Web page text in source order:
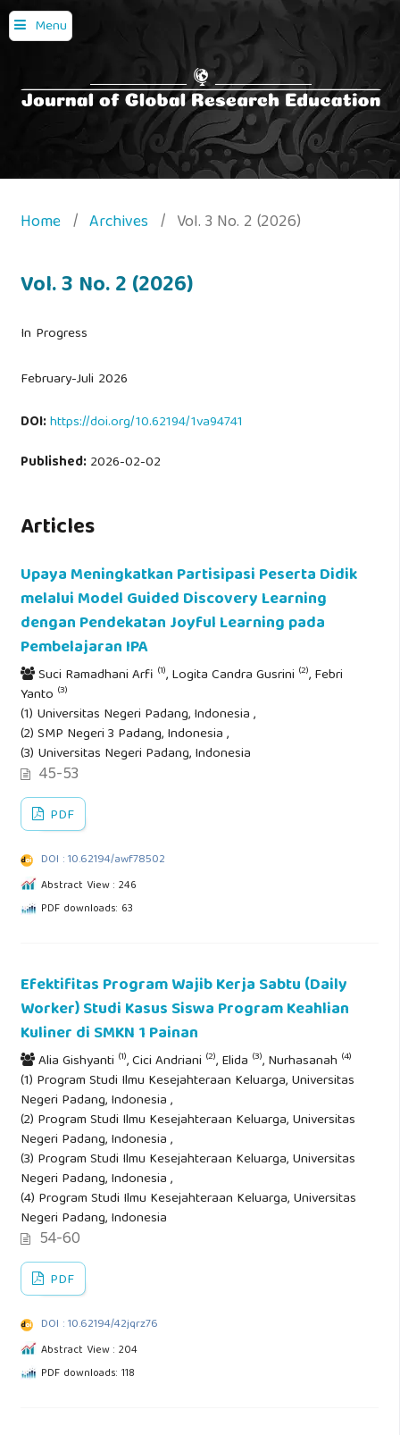
Menu
Home / Archives / Vol. 3 No. 2 (2026)
Vol. 3 No. 2 (2026)
In Progress
February-Juli 2026
DOI:https://doi.org/10.62194/1va94741
Published:2026-02-02
Articles
Upaya Meningkatkan Partisipasi Peserta Didik
melalui Model Guided Discovery Learning
dengan Pendekatan Joyful Learning pada
Pembelajaran IPA
Suci Ramadhani Arfi (1), Logita Candra Gusrini (2), Febri
Yanto (3)
(1) Universitas Negeri Padang, Indonesia ,
(2) SMP Negeri 3 Padang, Indonesia ,
(3) Universitas Negeri Padang, Indonesia
45-53
PDF
DOI : 10.62194/awf78502
Abstract View : 246
PDF downloads: 63
Efektifitas Program Wajib Kerja Sabtu (Daily
Worker) Studi Kasus Siswa Program Keahlian
Kuliner di SMKN 1 Painan
Alia Gishyanti (1), Cici Andriani (2), Elida (3), Nurhasanah (4)
(1) Program Studi Ilmu Kesejahteraan Keluarga, Universitas
Negeri Padang, Indonesia ,
(2) Program Studi Ilmu Kesejahteraan Keluarga, Universitas
Negeri Padang, Indonesia ,
(3) Program Studi Ilmu Kesejahteraan Keluarga, Universitas
Negeri Padang, Indonesia ,
(4) Program Studi Ilmu Kesejahteraan Keluarga, Universitas
Negeri Padang, Indonesia
54-60
PDF
DOI : 10.62194/42jqrz76
Abstract View : 204
PDF downloads: 118